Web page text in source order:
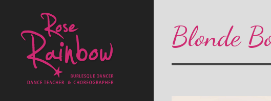
Blonde